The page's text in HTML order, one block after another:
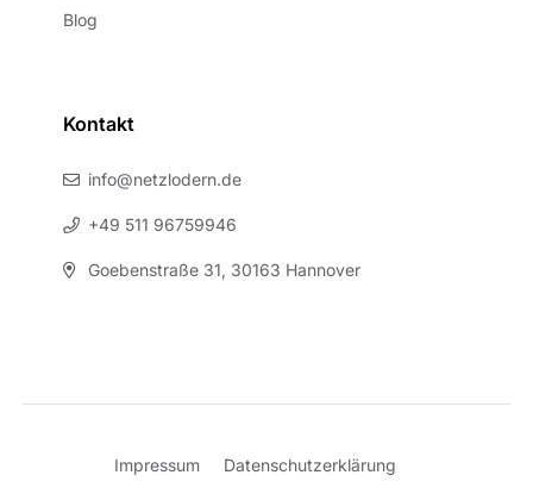
Blog
Kontakt
info@netzlodern.de
+49 511 96759946
Goebenstraße 31, 30163 Hannover
Impressum Datenschutzerklärung